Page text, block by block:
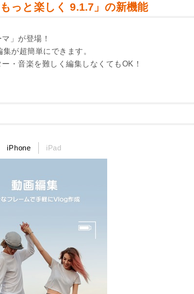
っと楽しく 9.1.7」の新機能
」が登場！
が超簡単にできます。
・音楽を難しく編集しなくてもOK！
iPhone iPad